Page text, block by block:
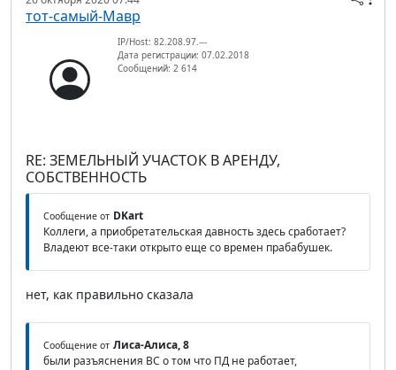
тот-самый-Мавр
IP/Host: 82.208.97.---
Дата регистрации: 07.02.2018
Сообщений: 2 614
RE: ЗЕМЕЛЬНЫЙ УЧАСТОК В АРЕНДУ,
СОБСТВЕННОСТЬ
Сообщение от DKart
Коллеги, а приобретательская давность здесь сработает?
Владеют все-таки открыто еще со времен прабабушек.
нет, как правильно сказала
Сообщение от Лиса-Алиса, 8
были разъяснения ВС о том что ПД не работает,